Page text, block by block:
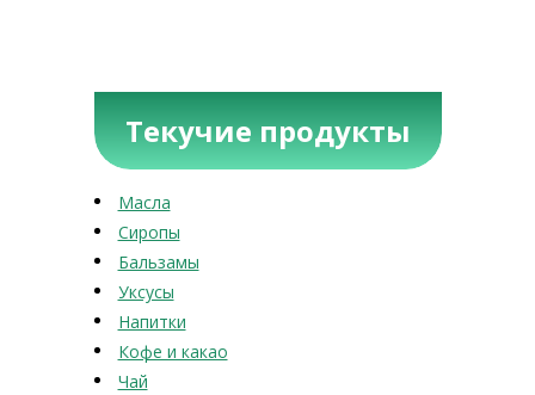
Текучие продукты
Масла
Сиропы
Бальзамы
Уксусы
Напитки
Кофе и какао
Чай